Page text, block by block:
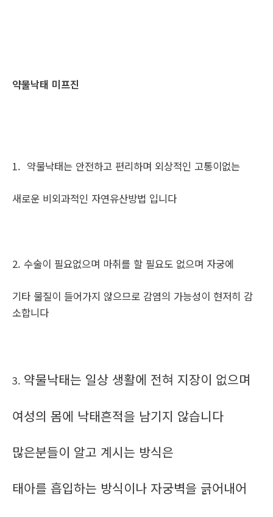
약물낙태 미프진
1. 약물낙태는 안전하고 편리하며 외상적인 고통이없는
새로운 비외과적인 자연유산방법 입니다
2. 수술이 필요없으며 마취를 할 필요도 없으며 자궁에
기타 물질이 들어가지 않으므로 감염의 가능성이 현저히 감
소합니다
3. 약물낙태는 일상 생활에 전혀 지장이 없으며
여성의 몸에 낙태흔적을 남기지 않습니다
많은분들이 알고 계시는 방식은
태아를 흡입하는 방식이나 자궁벽을 긁어내어